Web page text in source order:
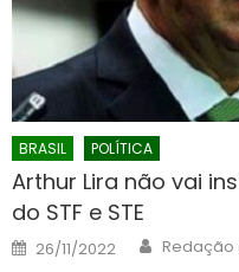
BRASIL POLÍTICA
Arthur Lira não vai
do STF e STE
Posted
on
26/11/2022 Author
Redação